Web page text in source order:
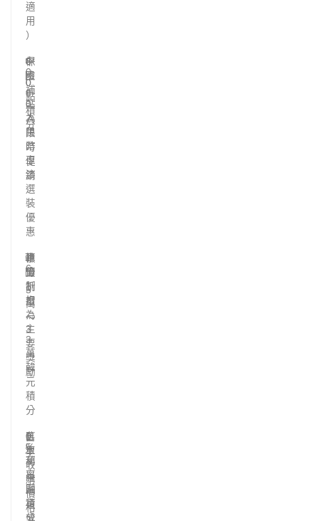
適
用
）
中
國
8
0
0
點
積
分
8
,
0
0
0
人
民
幣
車
漆
選
裝
優
惠
保
險
補
貼
為
限
時
促
銷
韓
國
1
6
.
5
萬
～
3
3
萬
韓
元
積
分
車
價
折
扣
積
分
制
度
為
主
要
獎
勵
日
本
1
5
萬
日
圓
積
分
0
%
利
率
融
資
或
舊
車
收
購
價
格